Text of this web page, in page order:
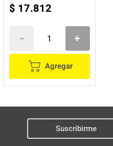
$ 17.812
Agregar
Suscribirme